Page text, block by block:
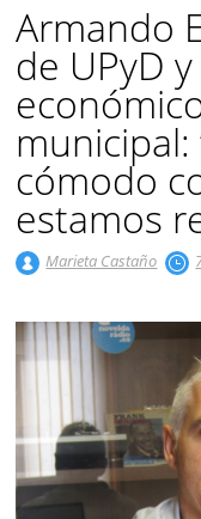
Armando
de UPyD
municipal:
cómodo
estamos
Marieta Castaño